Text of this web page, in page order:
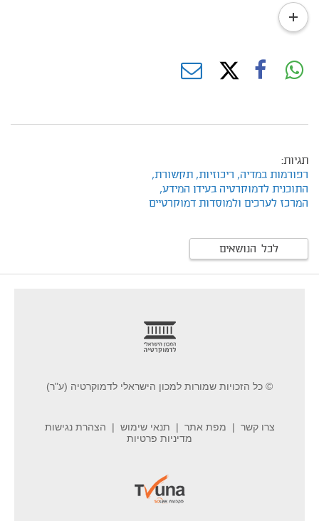
שמאפיינות מסחר במידע ובידיעות וגם בשל
התפקיד הקריטי שתוכן עיתונאי-חדשותי ממלא בהבטחת
התפקוד התקין של ההליך הדמוקרטי.
read
more
תגיות:
רפורמות במדיה, ריכוזיות, תקשורת,
התוכנית לדמוקרטיה בעידן המידע,
המרכז לערכים ולמוסדות דמוקרטיים
לכל הנושאים
© כל הזכויות שמורות למכון הישראלי לדמוקרטיה (ע"ר)
צרו קשר מפת אתר תנאי שימוש
הצהרת נגישות
מדיניות פרטיות